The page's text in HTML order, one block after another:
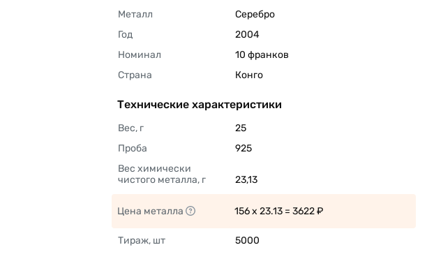
Металл
Серебро
Год
2004
Номинал
10 франков
Страна
Конго
Технические характеристики
Вес, г
25
Проба
925
Вес химически
чистого металла, г
23,13
Цена металла 156 x 23.13 = 3622 ₽
Тираж, шт 5000